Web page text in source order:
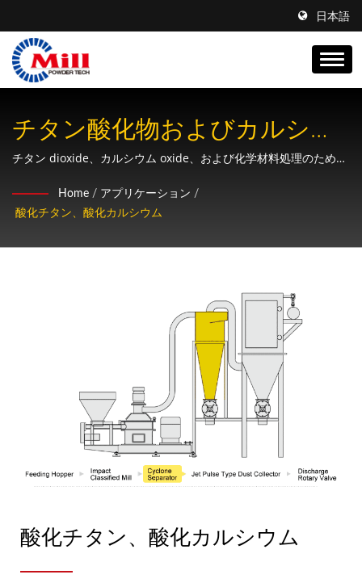
日本語
チタン酸化物およびカルシウ
ム酸化物研削システムソリュ
ーション
チタン dioxide、カルシウム oxide、および化学材料処理のための
御を備えています。
Home / アプリケーション /
酸化チタン、酸化カルシウム
酸化チタン、酸化カルシウム